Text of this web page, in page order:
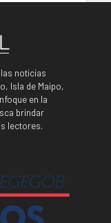
noticias
Isla de Maipo,
en la
brindar
lectores.